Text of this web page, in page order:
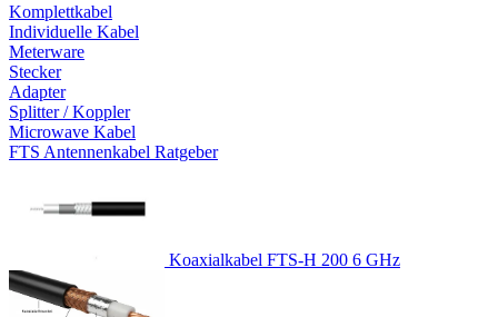
Komplettkabel
Individuelle Kabel
Meterware
Stecker
Adapter
Splitter / Koppler
Microwave Kabel
FTS Antennenkabel Ratgeber
Koaxialkabel FTS-H 200 6 GHz